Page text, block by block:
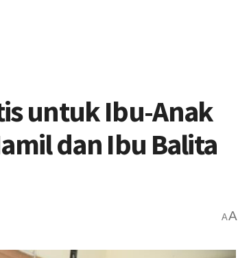
untuk Ibu-Anak
dan Ibu Balita
AA